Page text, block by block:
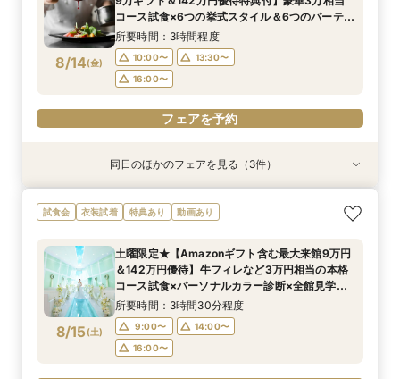
8/13 (木) 10:00〜
13:00〜
16:00〜
フェアを予約
8/13 (木) 10:00〜
13:00〜
16:00〜
フェアを予約
8/13 (木) 10:00〜
13:00〜
16:00〜
フェアを予約
8/14(金)
コース試食×6つの挙式スタイル＆6つのパーティ
会場から好みの雰囲気が見つかる♪ まるっと見学
フェア
所要時間：3時間程度
10:00〜
13:30〜
16:00〜
フェアを予約
特典あり
8/14(金)
100人100通りの結婚式を/ふたりのやりたい！が
見つかる演出なんでも相談会＜来館5万ギフト＆
所要時間：3時間程度
10:00〜
13:00〜
16:00〜
フェアを予約
特典あり
8/14(金)
＼ペット婚の年間実績兵庫No.1／ペットと会場見
学OK◎安心のサービス＆設備を体感！ペット用
所要時間：3時間程度
10:00〜
13:00〜
16:00〜
フェアを予約
衣装試着 特典あり
8/14(金)
【平日BIG♦来館最大5万ギフト&142万優待】花
嫁体験*挙式体験＆最新ブランドドレス試着×人
所要時間：3時間程度
10:00〜
13:00〜
16:00〜
フェアを予約
同日のほかのフェアを見る（3件）
試食会 衣装試着 特典あり 動画あり
8/15(土)
土曜限定★【Amazonギフト含む最大来館9万円
＆142万円優待】牛フィレなど3万円相当の本格
コース試食×パーソナルカラー診断×全館見学・
演出体験BIGフェア
所要時間：3時間30分程度
9:00〜
14:00〜
16:00〜